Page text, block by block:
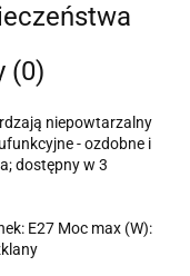
(0)
niepowtarzalny
- ozdobne i
dostępny w 3
E27 Moc max (W):